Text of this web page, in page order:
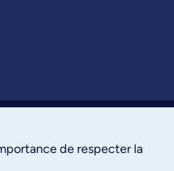
de respecter la